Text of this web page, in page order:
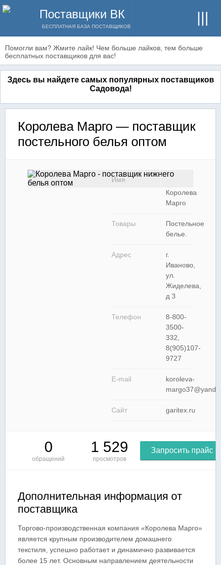
Поставщики ВК
БЕСПЛАТНАЯ БАЗА ПОСТАВЩИКОВ
Помогли вам? Жмите лайк! Чем больше лайков, тем больше
бесплатных поставщиков для вас!
Здесь вы найдете самых популярных поставщиков
Садовода!
Королева Марго — поставщик
постельного белья оптом
Имя
Королева
Марго
Товары
Постельное
белье.
Адрес
г.
Иваново,
ул.
Жиделева,
д 3
Телефон
8-800-
3500-
332,
8(905)107-
9727
E-mail
koroleva-
Сайт garitex.ru
0
обращений
1 529
просмотров
Запросить прайс
Дополнительная информация от
поставщика
Торгово-производственная компания «Королева Марго»
является крупным производителем домашнего
текстиля, успешно работает и динамично развивается
более 15 лет. Основным направлением деятельности